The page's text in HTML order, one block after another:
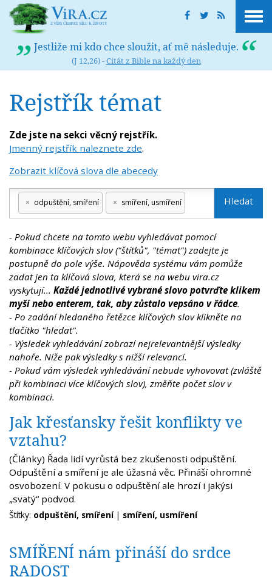
Jestliže mi kdo chce sloužit, ať mě následuje.
(J 12,26) -Citát z Bible na každý den
Rejstřík témat
Zde jste na sekci věcný rejstřík.
Jmenný rejstřík naleznete zde.
Zobrazit klíčová slova dle abecedy
× odpuštění, smíření × smíření, usmíření Hledat
- Pokud chcete na tomto webu vyhledávat pomocí
kombinace klíčových slov ("štítků", "témat") zadejte je
postupně do pole výše. Nápověda systému vám pomůže
zadat jen ta klíčová slova, která se na webu vira.cz
vyskytují... Každé jednotlivé vybrané slovo potvrďte klikem
myší nebo enterem, tak, aby zůstalo vepsáno v řádce.
- Po zadání hledaného řetězce klíčových slov klikněte na
tlačítko "hledat".
- Výsledek vyhledávání zobrazí nejrelevantnější výsledky
nahoře. Níže pak výsledky s nižší relevancí.
- Pokud vám výsledek vyhledávání nebude vyhovovat (zvláště
při kombinaci více klíčových slov), změňte počet slov v
kombinaci.
Jak křesťansky řešit konflikty ve
vztahu?
(Články) Řada lidí vyrůstá bez zkušenosti odpuštění.
Odpuštění a smíření je ale úžasná věc. Přináší ohromné
osvobození. V pokusu o odpuštění ale hrozí i jakýsi
„svatý“ podvod.
Štítky: odpuštění, smíření| smíření, usmíření
SMÍŘENÍ nám přináší do srdce
RADOST